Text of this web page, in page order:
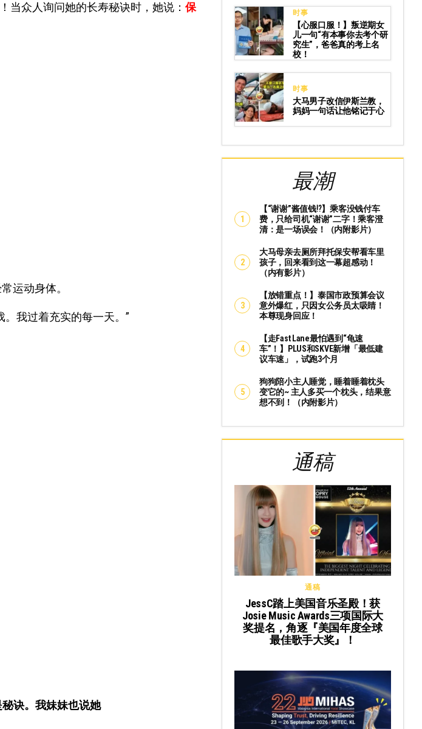
当众人询问她的长寿秘诀时，她说： 保
运动身体。
我过着充实的每一天。”
诀。我妹妹也说她
时事
【心服口服！】叛逆期女
儿一句“有本事你去考个研
究生”，爸爸真的考上名
校！
时事
大马男子改信伊斯兰教，
妈妈一句话让他铭记于心
最潮
【“谢谢”酱值钱⁉️】乘客没钱付车
费，只给司机“谢谢”二字！乘客澄
清：是一场误会！（内附影片）
大马母亲去厕所拜托保安帮看车里
孩子，回来看到这一幕超感动！
（内有影片）
【放错重点！】泰国市政预算会议
意外爆红，只因女公务员太吸睛！
本尊现身回应！
【走Fast Lane最怕遇到“龟速
车”！】PLUS和SKVE新增「最低建
议车速」，试跑3个月
狗狗陪小主人睡觉，睡着睡着枕头
变它的~ 主人多买一个枕头，结果意
想不到！（内附影片）
通稿
通稿
JessC踏上美国音乐圣殿！获
Josie Music Awards三项国际大
奖提名，角逐『美国年度全球
最佳歌手大奖』！